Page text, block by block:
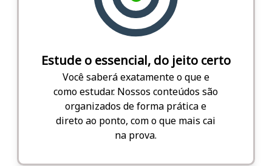
Estude o essencial, do jeito certo
Você saberá exatamente o que e
como estudar. Nossos conteúdos são
organizados de forma prática e
direto ao ponto, com o que mais cai
na prova.